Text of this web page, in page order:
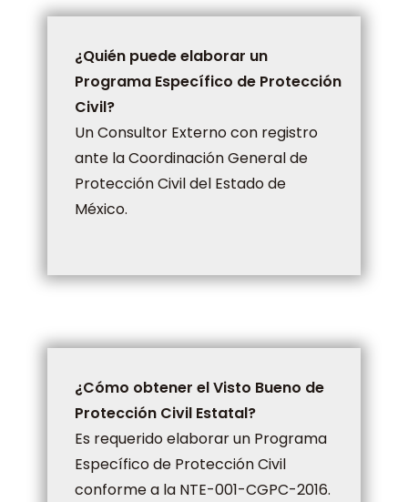
¿Quién puede elaborar un
Programa Específico de Protección
Civil?
Un Consultor Externo con registro
ante la Coordinación General de
Protección Civil del Estado de
México.
¿Cómo obtener el Visto Bueno de
Protección Civil Estatal?
Es requerido elaborar un Programa
Específico de Protección Civil
conforme a la NTE-001-CGPC-2016.